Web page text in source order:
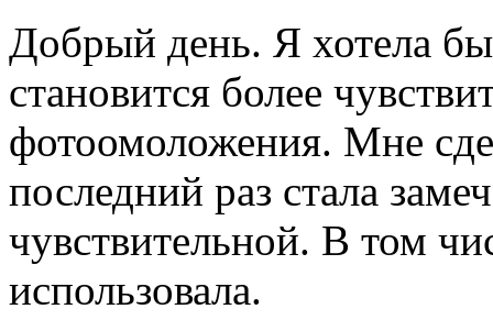
Добрый день. Я хотела
становится более
фотоомоложения. Мне
последний раз стала
чувствительной. В том
использовала.